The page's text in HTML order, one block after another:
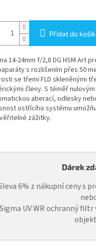
Přidat do
14-24mm f/2,8 DG HSM Art
s rozlišením přes 50
se třemi FLD skleněnými
členy. S téměř
aberací, odlesky
ostřícího systému
zážitky.
Dárek
6% z nákupní ceny s
Sigma UV WR ochranný